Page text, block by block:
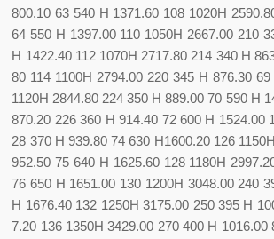
800.10 63 540 H 1371.60 108 1020H
64 550 H 1397.00 110 1050H 2667.00 210
H 1422.40 112 1070H 2717.80 214 340 H
80 114 1100H 2794.00 220345 H 876.30
1120H 2844.80 224350 H 889.00 70 590 H
870.20 226360 H 914.40 72 600 H 1524.00
28 370 H 939.80 74 630 H1600.20 126 1150
952.50 75 640 H 1625.60 128 1180H
76 650 H 1651.00 130 1200H 3048.00 240
H 1676.40 132 1250H 3175.00 250 395 H
7.20 136 1350H 3429.00 270400 H 1016.00